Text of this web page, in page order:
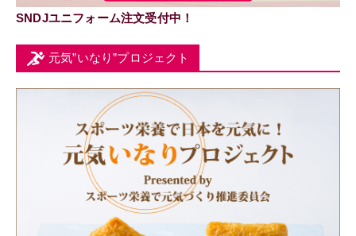
SNDJユニフォーム注文受付中！
元気”いなり”プロジェクト